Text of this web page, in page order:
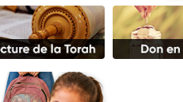
de Yohan